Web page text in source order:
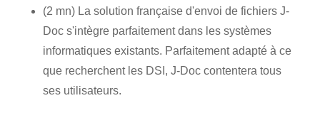
(2 mn) La solution française d'envoi de fichiers J-
Doc s'intègre parfaitement dans les systèmes
informatiques existants. Parfaitement adapté à ce
que recherchent les DSI, J-Doc contentera tous
ses utilisateurs.